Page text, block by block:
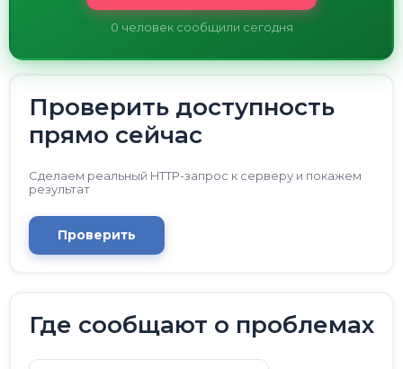
0 человек сообщили сегодня
Проверить доступность
прямо сейчас
Сделаем реальный HTTP-запрос к серверу и покажем
результат
Проверить
Где сообщают о проблемах